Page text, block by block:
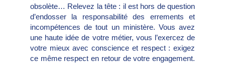
obsolète… Relevez la tête : il est hors de question
d’endosser la responsabilité des errements et
incompétences de tout un ministère. Vous avez
une haute idée de votre métier, vous l’exercez de
votre mieux avec conscience et respect : exigez
ce même respect en retour de votre engagement.